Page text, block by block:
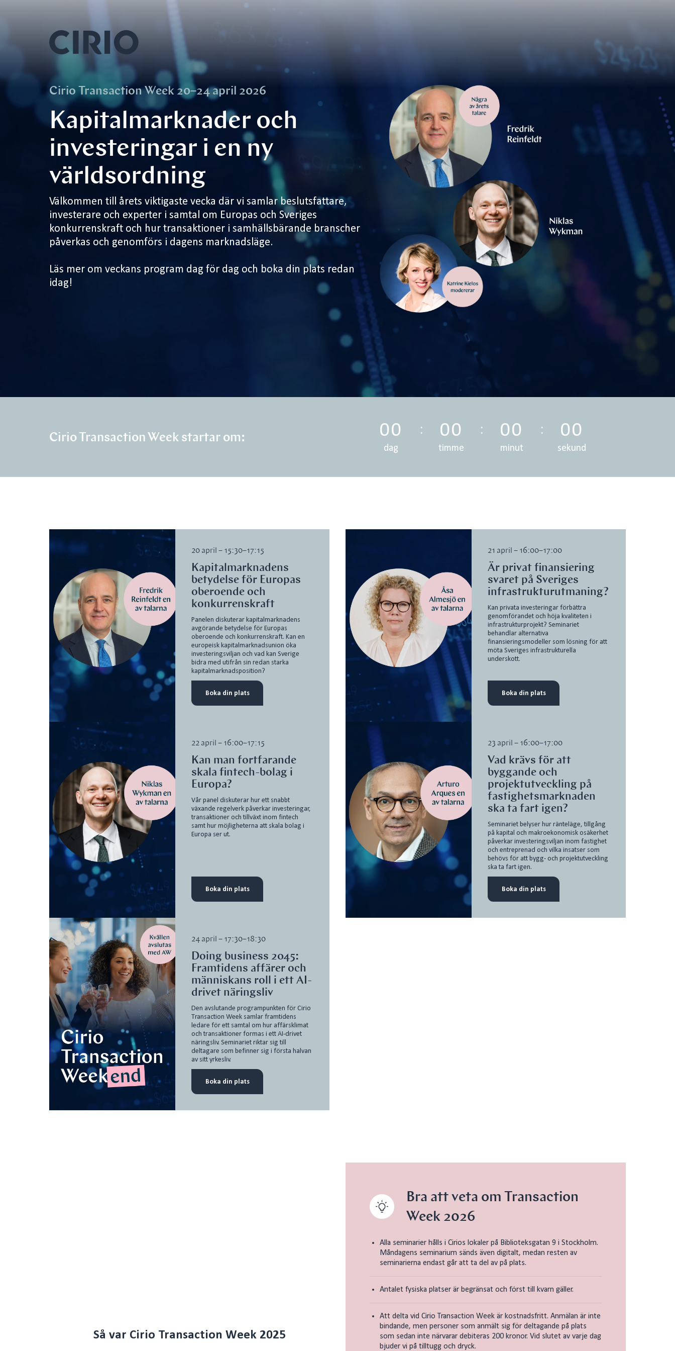
Cirio Transaction Week 20–24 april 2026
Kapitalmarknader och
investeringar i en ny
världsordning
Välkommen till årets viktigaste vecka där vi samlar beslutsfattare,
investerare och experter i samtal om Europas och Sveriges
konkurrenskraft och hur transaktioner i samhällsbärande branscher
påverkas och genomförs i dagens marknadsläge.
Läs mer om veckans program dag för dag och boka din plats redan
idag!
Cirio Transaction Week startar om: 00
dag
00
timme
00
minut
00
sekund
20 april – 15:30–17:15
Kapitalmarknadens
betydelse för Europas
oberoende och
konkurrenskraft
Panelen diskuterar kapitalmarknadens
avgörande betydelse för Europas
oberoende och konkurrenskraft. Kan en
europeisk kapitalmarknadsunion öka
investeringsviljan och vad kan Sverige
bidra med utifrån sin redan starka
kapitalmarknadsposition?
Boka din plats
21 april – 16:00–17:00
Är privat finansiering
svaret på Sveriges
infrastrukturutmaning?
Kan privata investeringar förbättra
genomförandet och höja kvaliteten i
infrastrukturprojekt? Seminariet
behandlar alternativa
finansieringsmodeller som lösning för att
möta Sveriges infrastrukturella
underskott.
Boka din plats
22 april – 16:00–17:15
Kan man fortfarande
skala fintech-bolag i
Europa?
Vår panel diskuterar hur ett snabbt
växande regelverk påverkar investeringar,
transaktioner och tillväxt inom fintech
samt hur möjligheterna att skala bolag i
Europa ser ut.
Boka din plats
23 april – 16:00–17:00
Vad krävs för att
byggande och
projektutveckling på
fastighetsmarknaden
ska ta fart igen?
Seminariet belyser hur ränteläge, tillgång
på kapital och makroekonomisk osäkerhet
påverkar investeringsviljan inom fastighet
och entreprenad och vilka insatser som
behövs för att bygg- och projektutveckling
ska ta fart igen.
Boka din plats
24 april – 17:30–18:30
Doing business 2045:
Framtidens affärer och
människans roll i ett AI-
drivet näringsliv
Den avslutande programpunkten för Cirio
Transaction Week samlar framtidens
ledare för ett samtal om hur affärsklimat
och transaktioner formas i ett AI-drivet
näringsliv. Seminariet riktar sig till
deltagare som befinner sig i första halvan
av sitt yrkesliv.
Boka din plats
Bra att veta om Transaction
Week 2026
Alla seminarier hålls i Cirios lokaler på Biblioteksgatan 9 i Stockholm.
Måndagens seminarium sänds även digitalt, medan resten av
seminarierna endast går att ta del av på plats.
Antalet fysiska platser är begränsat och först till kvarn gäller.
Att delta vid Cirio Transaction Week är kostnadsfritt. Anmälan är inte
bindande, men personer som anmält sig för deltagande på plats
som sedan inte närvarar debiteras 200 kronor. Vid slutet av varje dag
bjuder vi på tilltugg och dryck.
Så var Cirio Transaction Week 2025